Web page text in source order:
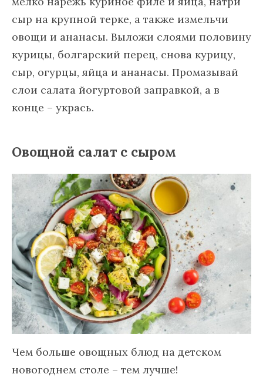
сыр на крупной терке, а также измельчи
овощи и ананасы. Выложи слоями половину
курицы, болгарский перец, снова курицу,
сыр, огурцы, яйца и ананасы. Промазывай
слои салата йогуртовой заправкой, а в
конце – укрась.
Овощной салат с сыром
Чем больше овощных блюд на детском
новогоднем столе – тем лучше!